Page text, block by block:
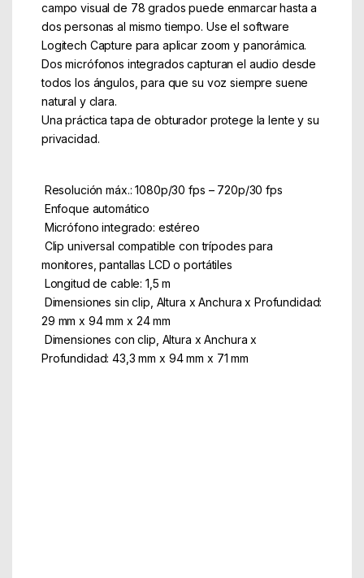
campo visual de 78 grados puede enmarcar hasta a
dos personas al mismo tiempo. Use el software
Logitech Capture para aplicar zoom y panorámica.
Dos micrófonos integrados capturan el audio desde
todos los ángulos, para que su voz siempre suene
natural y clara.
Una práctica tapa de obturador protege la lente y su
privacidad.
 Resolución máx.: 1080p/30 fps – 720p/30 fps
 Enfoque automático
 Micrófono integrado: estéreo
 Clip universal compatible con trípodes para
monitores, pantallas LCD o portátiles
 Longitud de cable: 1,5 m
 Dimensiones sin clip, Altura x Anchura x Profundidad:
29 mm x 94 mm x 24 mm
 Dimensiones con clip, Altura x Anchura x
Profundidad: 43,3 mm x 94 mm x 71 mm